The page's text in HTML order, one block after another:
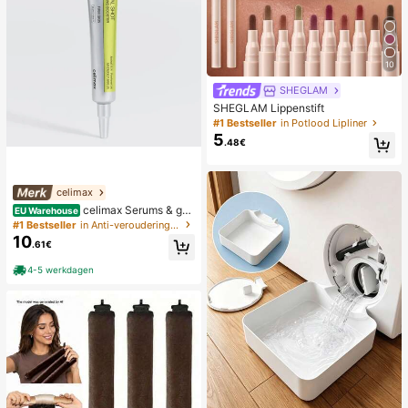
celimax
EU Warehouse celimax Serums & gez
ichtsbehandelingen
#1 Bestseller in Anti-veroudering Serums & Gezichtsbehandelingen
10.61€
4-5 werkdagen
10
SHEGLAM
SHEGLAM Lippenstift
#1 Bestseller in Potlood Lipliner
5.48€